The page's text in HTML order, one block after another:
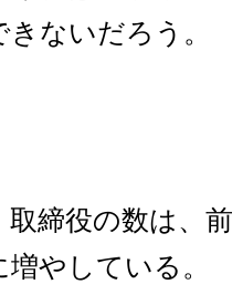
ないだろう。
締役の数は、
やしている。